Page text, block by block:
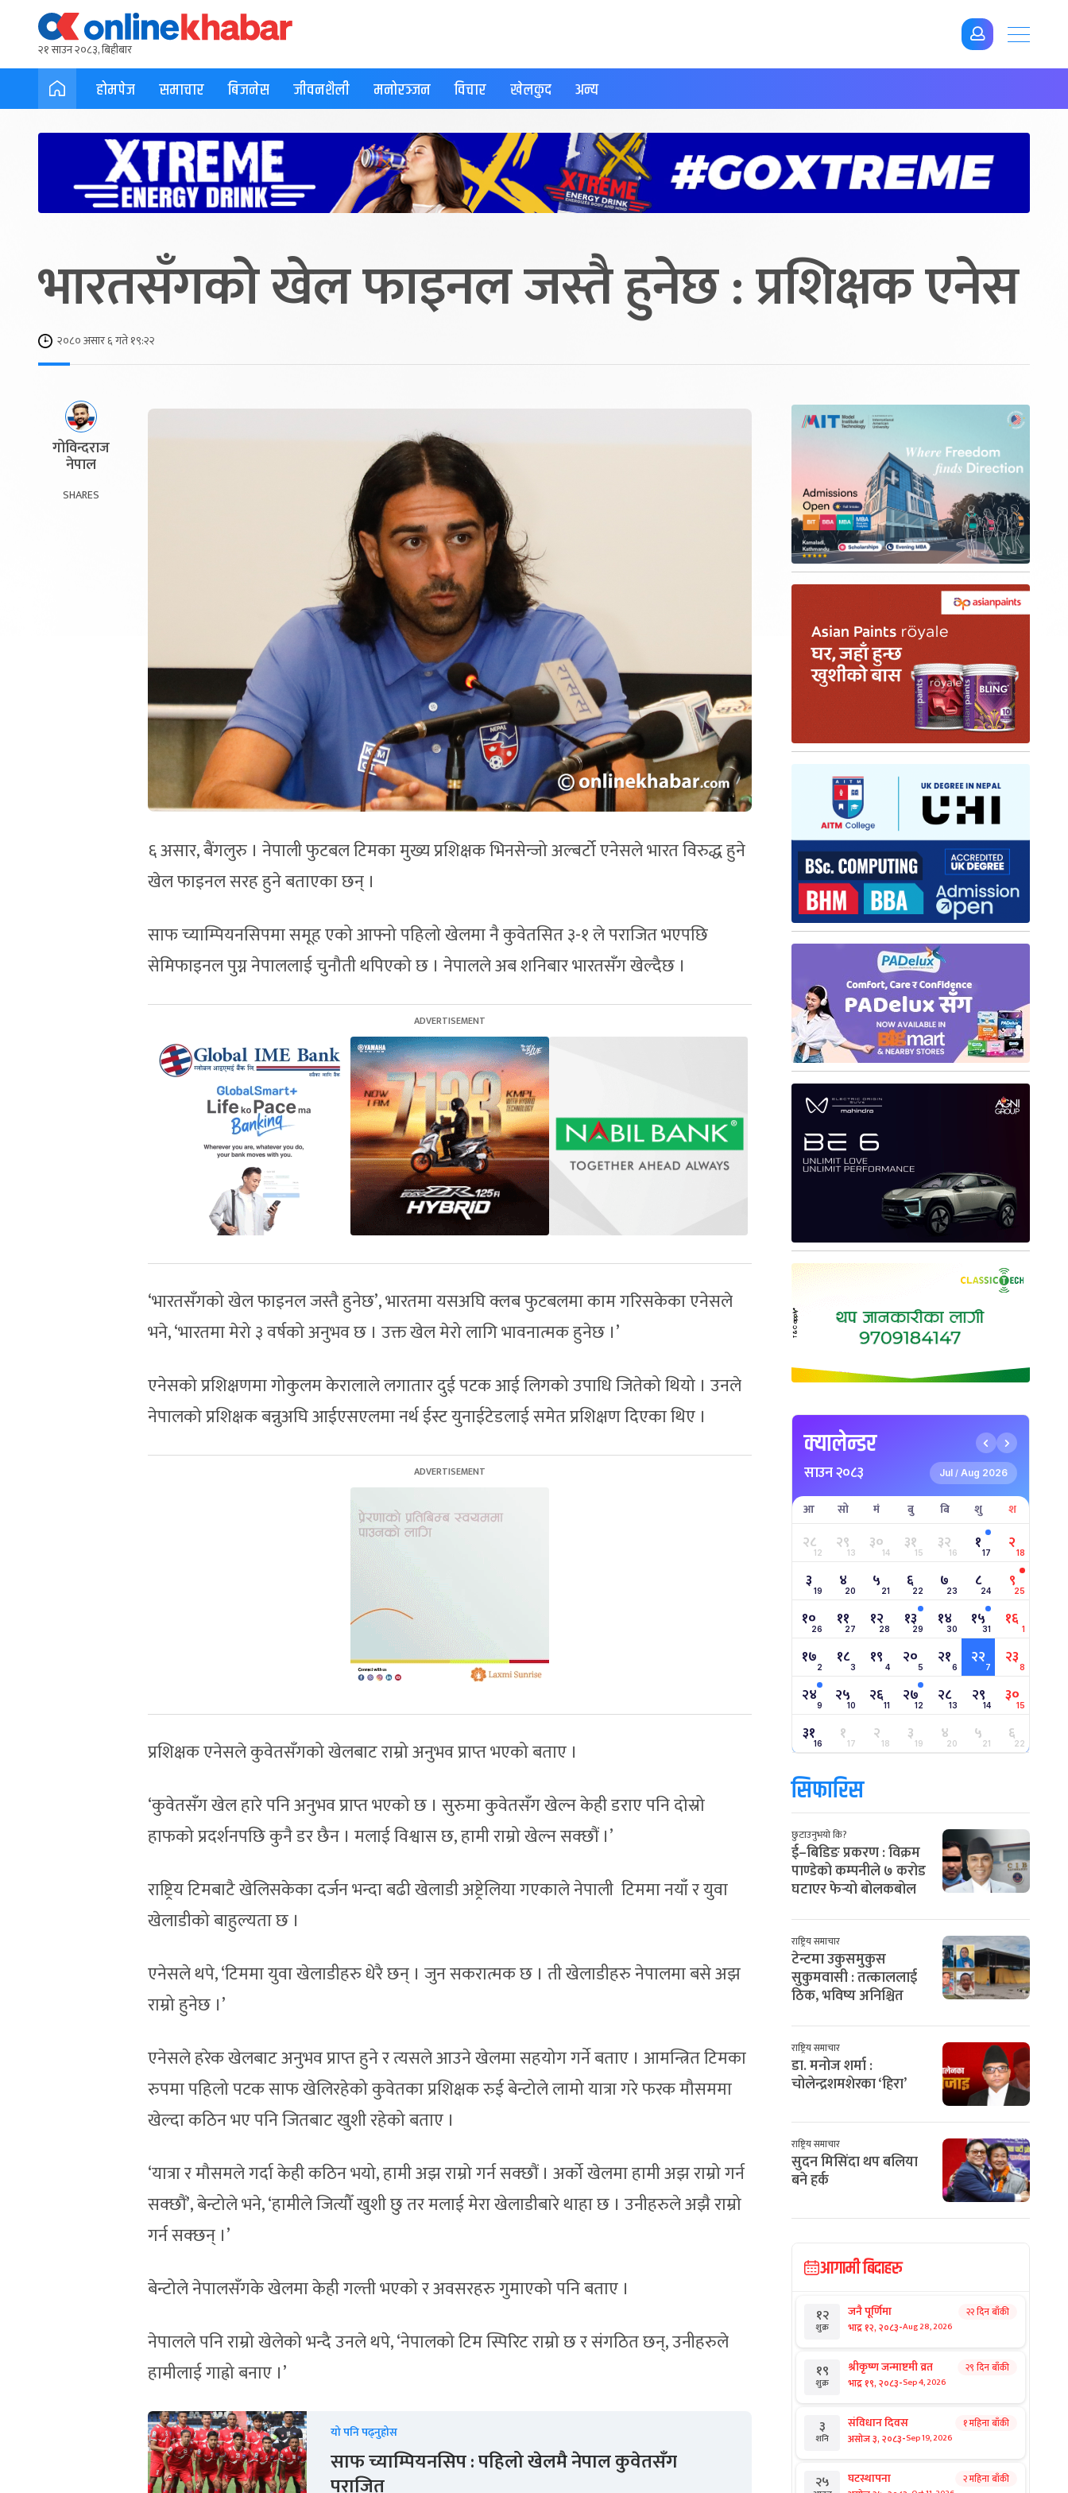
२१ साउन २०८३, बिहीबार
होमपेज समाचार बिजनेस जीवनशैली मनोरञ्जन विचार खेलकुद अन्य
भारतसँगको खेल फाइनल जस्तै हुनेछ : प्रशिक्षक एनेस
२०८० असार ६ गते १९:२२
गोविन्दराज
नेपाल
SHARES
६ असार, बैंगलुरु । नेपाली फुटबल टिमका मुख्य प्रशिक्षक भिनसेन्जो अल्बर्टो एनेसले भारत विरुद्ध हुने
खेल फाइनल सरह हुने बताएका छन् ।
साफ च्याम्पियनसिपमा समूह एको आफ्नो पहिलो खेलमा नै कुवेतसित ३-१ ले पराजित भएपछि
सेमिफाइनल पुग्न नेपाललाई चुनौती थपिएको छ । नेपालले अब शनिबार भारतसँग खेल्दैछ ।
‘भारतसँगको खेल फाइनल जस्तै हुनेछ’, भारतमा यसअघि क्लब फुटबलमा काम गरिसकेका एनेसले
भने, ‘भारतमा मेरो ३ वर्षको अनुभव छ । उक्त खेल मेरो लागि भावनात्मक हुनेछ ।’
एनेसको प्रशिक्षणमा गोकुलम केरालाले लगातार दुई पटक आई लिगको उपाधि जितेको थियो । उनले
नेपालको प्रशिक्षक बन्नुअघि आईएसएलमा नर्थ ईस्ट युनाईटेडलाई समेत प्रशिक्षण दिएका थिए ।
प्रशिक्षक एनेसले कुवेतसँगको खेलबाट राम्रो अनुभव प्राप्त भएको बताए ।
‘कुवेतसँग खेल हारे पनि अनुभव प्राप्त भएको छ । सुरुमा कुवेतसँग खेल्न केही डराए पनि दोस्रो
हाफको प्रदर्शनपछि कुनै डर छैन । मलाई विश्वास छ, हामी राम्रो खेल्न सक्छौं ।’
राष्ट्रिय टिमबाटै खेलिसकेका दर्जन भन्दा बढी खेलाडी अष्ट्रेलिया गएकाले नेपाली टिममा नयाँ र युवा
खेलाडीको बाहुल्यता छ ।
एनेसले थपे, ‘टिममा युवा खेलाडीहरु धेरै छन् । जुन सकरात्मक छ । ती खेलाडीहरु नेपालमा बसे अझ
राम्रो हुनेछ ।’
एनेसले हरेक खेलबाट अनुभव प्राप्त हुने र त्यसले आउने खेलमा सहयोग गर्ने बताए । आमन्त्रित टिमका
रुपमा पहिलो पटक साफ खेलिरहेको कुवेतका प्रशिक्षक रुई बेन्टोले लामो यात्रा गरे फरक मौसममा
खेल्दा कठिन भए पनि जितबाट खुशी रहेको बताए ।
‘यात्रा र मौसमले गर्दा केही कठिन भयो, हामी अझ राम्रो गर्न सक्छौं । अर्को खेलमा हामी अझ राम्रो गर्न
सक्छौं’, बेन्टोले भने, ‘हामीले जित्यौँ खुशी छु तर मलाई मेरा खेलाडीबारे थाहा छ । उनीहरुले अझै राम्रो
गर्न सक्छन् ।’
बेन्टोले नेपालसँगके खेलमा केही गल्ती भएको र अवसरहरु गुमाएको पनि बताए ।
नेपालले पनि राम्रो खेलेको भन्दै उनले थपे, ‘नेपालको टिम स्पिरिट राम्रो छ र संगठित छन्, उनीहरुले
हामीलाई गाह्रो बनाए ।’
यो पनि पढ्नुहोस
साफ च्याम्पियनसिप : पहिलो खेलमै नेपाल कुवेतसँग
क्यालेन्डर
साउन २०८३ Jul / Aug 2026
आ सो मं बु बि शु श
२८12 २९13 ३०14 ३१15 ३२16 १17 २18
३ 19 ४20 ५ 21 ६22 ७23 ८24 ९25
१०26 ११27 १२28 १३29 १४30 १५31 १६ 1
१७2 १८3 १९ 4 २०5 २१6 २२7 २३8
२४9 २५10 २६11 २७12 २८13 २९14 ३०15
३१16 १17 २18 ३19 ४20 ५21 ६22
सिफारिस
छुटाउनुभयो कि?
ई–बिडिङ प्रकरण : विक्रम
पाण्डेको कम्पनीले ७ करोड
घटाएर फेर्‍यो बोलकबोल
राष्ट्रिय समाचार
टेन्टमा उकुसमुकुस
सुकुमवासी : तत्काललाई
ठिक, भविष्य अनिश्चित
राष्ट्रिय समाचार
डा. मनोज शर्मा :
चोलेन्द्रशमशेरका ‘हिरा’
राष्ट्रिय समाचार
सुदन मिसिंदा थप बलिया
बने हर्क
आगामी बिदाहरु
१२
शुक्र
जनै पूर्णिमा
भाद्र १२, २०८३-Aug 28, 2026
२२ दिन बाँकी
१९
शुक्र
श्रीकृष्ण जन्माष्टमी व्रत
भाद्र १९, २०८३-Sep 4, 2026
२९ दिन बाँकी
३
शनि
संविधान दिवस
असोज ३, २०८३-Sep 19, 2026
१ महिना बाँकी
२५ घटस्थापना २ महिना बाँकी